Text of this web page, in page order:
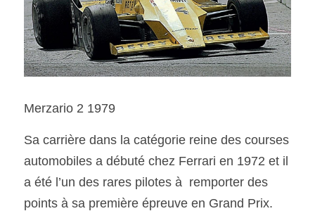
Merzario 2 1979
Sa carrière dans la catégorie reine des courses
automobiles a débuté chez Ferrari en 1972 et il
a été l’un des rares pilotes à  remporter des
points à sa première épreuve en Grand Prix.